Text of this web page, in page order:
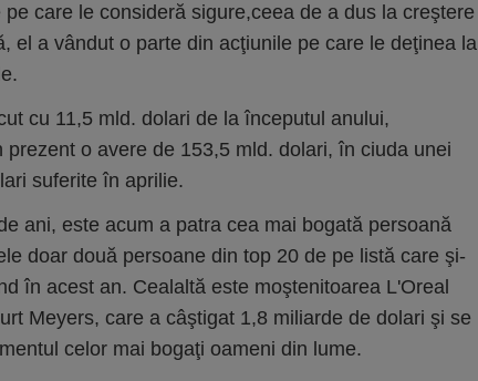
care le consideră sigure,ceea de a dus la creştere
el a vândut o parte din acţiunile pe care le deţinea la
cu 11,5 mld. dolari de la începutul anului,
prezent o avere de 153,5 mld. dolari, în ciuda unei
suferite în aprilie.
ani, este acum a patra cea mai bogată persoană
doar două persoane din top 20 de pe listă care şi-
în acest an. Cealaltă este moştenitoarea L'Oreal
Meyers, care a câştigat 1,8 miliarde de dolari şi se
celor mai bogaţi oameni din lume.